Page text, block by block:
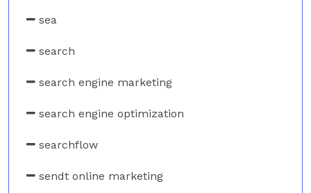
sea
search
search engine marketing
search engine optimization
searchflow
sendt online marketing